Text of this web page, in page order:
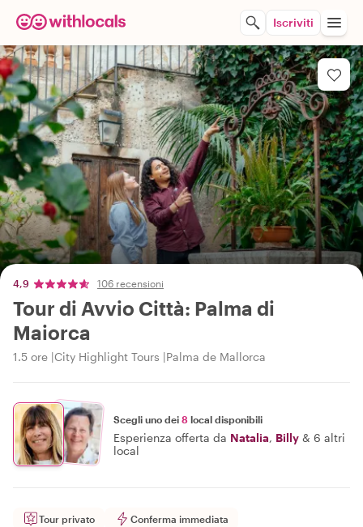
Iscriviti
4,9 106 recensioni
Tour di Avvio Città: Palma di
Maiorca
1.5 ore City Highlight Tours Palma de Mallorca
Scegli uno dei 8 local disponibili
Esperienza offerta da Natalia, Billy & 6 altri
local
Tour privato Conferma immediata